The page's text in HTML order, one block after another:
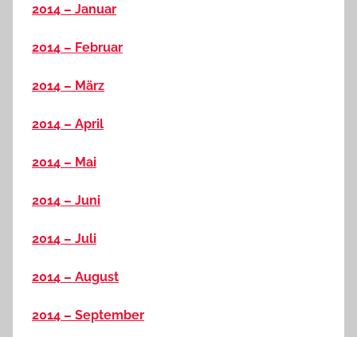
2014 – Januar
2014 – Februar
2014 – März
2014 – April
2014 – Mai
2014 – Juni
2014 – Juli
2014 – August
2014 – September